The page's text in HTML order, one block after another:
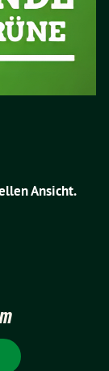
Ansicht.